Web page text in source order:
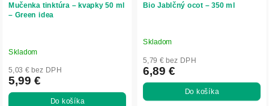
Mučenka tinktúra – kvapky 50 ml
– Green idea
Skladom
5,03 € bez DPH
5,99 €
Do košíka
Bio Jablčný ocot – 350 ml
Priemerné
hodnotenie
produktu
je
5,0
Skladom
5,79 € bez DPH
6,89 €
Do košíka